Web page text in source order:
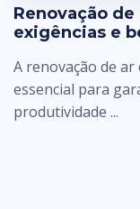
Renovação
exigências e
A renovação de
essencial para
produtividade ...